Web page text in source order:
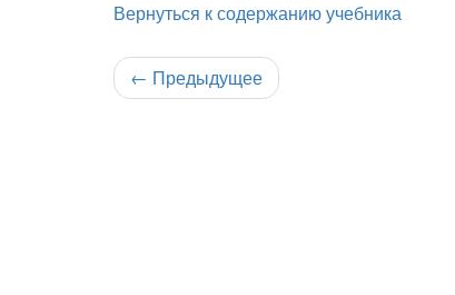
Вернуться к содержанию учебника
← Предыдущее